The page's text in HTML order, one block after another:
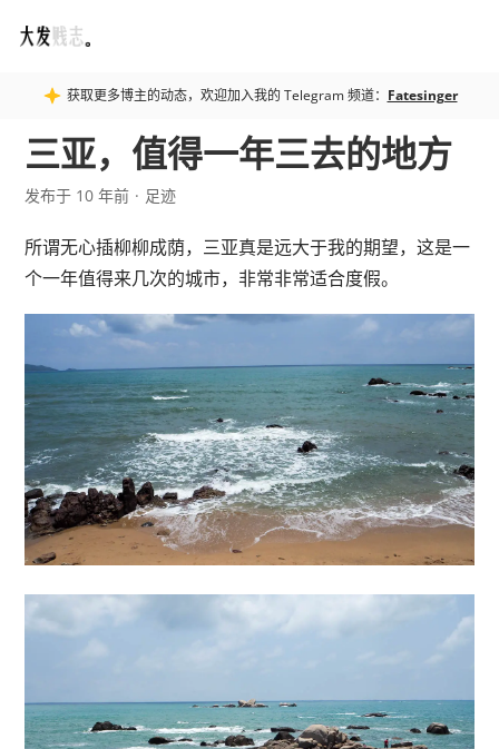
Fatesinger
获取更多博主的动态，欢迎加入我的 Telegram 频道： Fatesinger
三亚，值得一年三去的地方
发布于 10 年前 足迹
所谓无心插柳柳成荫，三亚真是远大于我的期望，这是一
个一年值得来几次的城市，非常非常适合度假。